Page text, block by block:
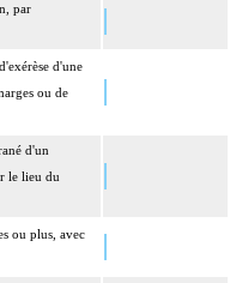
par
d'une
ou de
d'un
le lieu du
ou plus, avec